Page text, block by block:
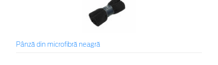
Pânză din microfibră neagră